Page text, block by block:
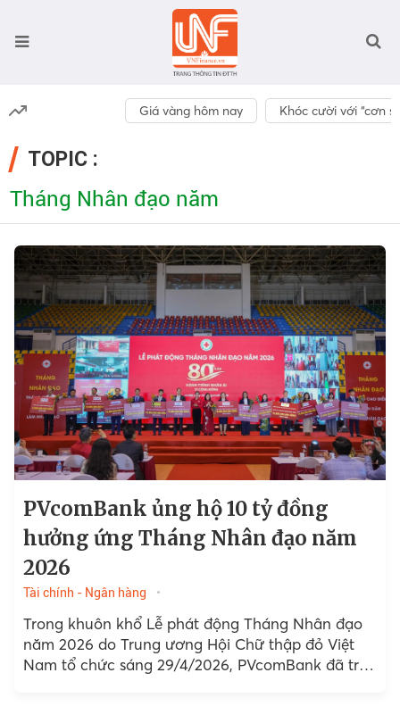
Giá vàng hôm nay Khóc cười với “cơn
TOPIC :
Tháng Nhân đạo năm
PVcomBank ủng hộ 10 tỷ đồng
hưởng ứng Tháng Nhân đạo năm
2026
Tài chính - Ngân hàng
Trong khuôn khổ Lễ phát động Tháng Nhân đạo
năm 2026 do Trung ương Hội Chữ thập đỏ Việt
Nam tổ chức sáng 29/4/2026, PVcomBank đã trao